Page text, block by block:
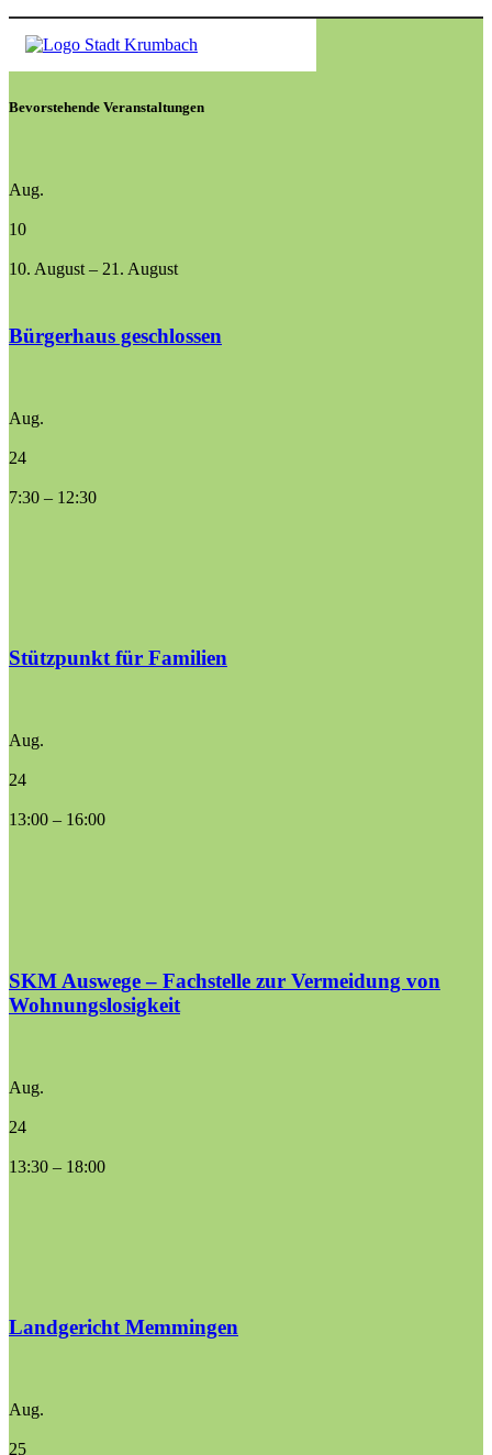
Bevorstehende Veranstaltungen
Aug.
10
10. August – 21. August
Bürgerhaus geschlossen
Aug.
24
7:30 – 12:30
Stützpunkt für Familien
Aug.
24
13:00 – 16:00
SKM Auswege – Fachstelle zur Vermeidung von
Wohnungslosigkeit
Aug.
24
13:30 – 18:00
Landgericht Memmingen
Aug.
25